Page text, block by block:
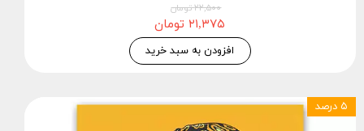
۲۲,۵۰۰ تومان
۲۱,۳۷۵ تومان
افزودن به سبد خرید
۵ درصد